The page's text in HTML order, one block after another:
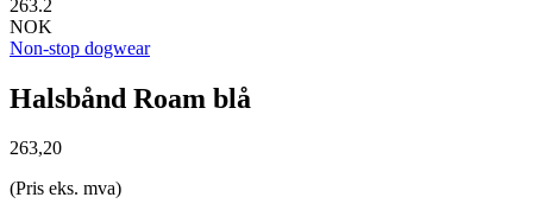
263.2
NOK
Non-stop dogwear
Halsbånd Roam blå
263,20
(Pris eks. mva)